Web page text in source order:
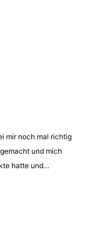
mir noch mal richtig
und mich
hatte und…